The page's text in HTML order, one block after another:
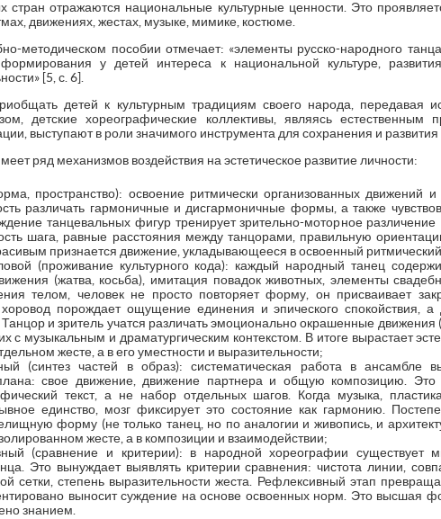
стран отражаются национальные культурные ценности. Это
движениях, жестах, музыке, мимике, костюме.
методическом пособии отмечает: «элементы русско-народного
у детей интереса к национальной культуре,
[5, с. 6].
детей к культурным традициям своего народа, передавая
детские хореографические коллективы, являясь естественным
выступают в роли значимого инструмента для сохранения и
ряд механизмов воздействия на эстетическое развитие личности:
пространство): освоение ритмически организованных движений и
различать гармоничные и дисгармоничные формы, а также
танцевальных фигур тренирует зрительно-моторное различение
шага, равные расстояния между танцорами, правильную
признается движение, укладывающееся в освоенный
(проживание культурного кода): каждый народный танец
(жатва, косьба), имитация повадок животных, элементы
телом, человек не просто повторяет форму, он присваивает
порождает ощущение единения и эпического спокойствия, а
и зритель учатся различать эмоционально окрашенные движения
с музыкальным и драматургическим контекстом. В итоге вырастает
жесте, а в его уместности и выразительности;
(синтез частей в образ): систематическая работа в ансамбле
свое движение, движение партнера и общую композицию. Это
текст, а не набор отдельных шагов. Когда музыка,
единство, мозг фиксирует это состояние как гармонию.
форму (не только танец, но по аналогии и живопись, и
жесте, а в композиции и взаимодействии;
(сравнение и критерии): в народной хореографии существует
Это вынуждает выявлять критерии сравнения: чистота линии,
сетки, степень выразительности жеста. Рефлексивный этап
выносит суждение на основе освоенных норм. Это высшая
знанием.